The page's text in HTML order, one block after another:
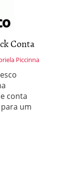
Conta
Piccinna
conta
um